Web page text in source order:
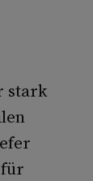
stark